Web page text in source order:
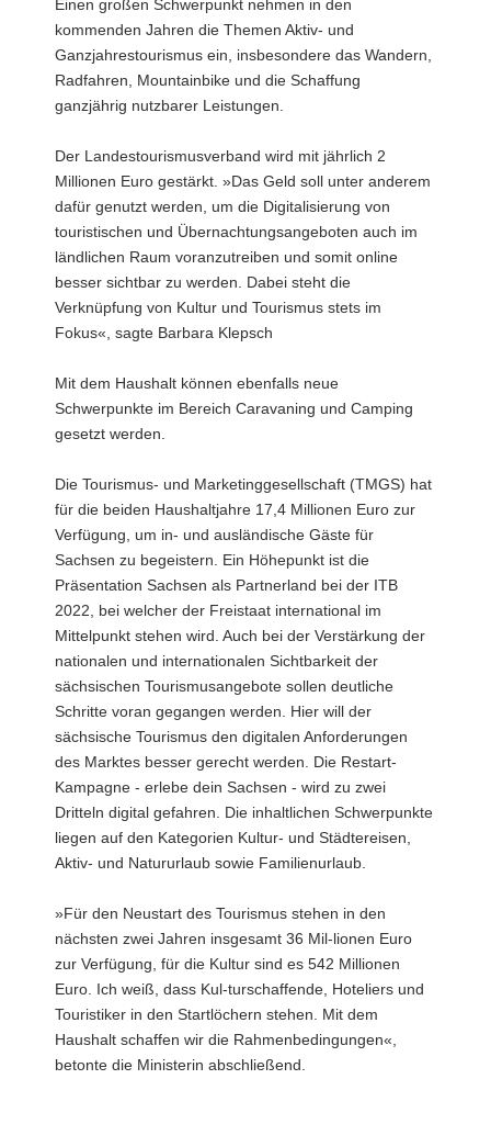
Einen großen Schwerpunkt nehmen in den
kommenden Jahren die Themen Aktiv- und
Ganzjahrestourismus ein, insbesondere das Wandern,
Radfahren, Mountainbike und die Schaffung
ganzjährig nutzbarer Leistungen.
Der Landestourismusverband wird mit jährlich 2
Millionen Euro gestärkt. »Das Geld soll unter anderem
dafür genutzt werden, um die Digitalisierung von
touristischen und Übernachtungsangeboten auch im
ländlichen Raum voranzutreiben und somit online
besser sichtbar zu werden. Dabei steht die
Verknüpfung von Kultur und Tourismus stets im
Fokus«, sagte Barbara Klepsch
Mit dem Haushalt können ebenfalls neue
Schwerpunkte im Bereich Caravaning und Camping
gesetzt werden.
Die Tourismus- und Marketinggesellschaft (TMGS) hat
für die beiden Haushaltjahre 17,4 Millionen Euro zur
Verfügung, um in- und ausländische Gäste für
Sachsen zu begeistern. Ein Höhepunkt ist die
Präsentation Sachsen als Partnerland bei der ITB
2022, bei welcher der Freistaat international im
Mittelpunkt stehen wird. Auch bei der Verstärkung der
nationalen und internationalen Sichtbarkeit der
sächsischen Tourismusangebote sollen deutliche
Schritte voran gegangen werden. Hier will der
sächsische Tourismus den digitalen Anforderungen
des Marktes besser gerecht werden. Die Restart-
Kampagne - erlebe dein Sachsen - wird zu zwei
Dritteln digital gefahren. Die inhaltlichen Schwerpunkte
liegen auf den Kategorien Kultur- und Städtereisen,
Aktiv- und Natururlaub sowie Familienurlaub.
»Für den Neustart des Tourismus stehen in den
nächsten zwei Jahren insgesamt 36 Mil-lionen Euro
zur Verfügung, für die Kultur sind es 542 Millionen
Euro. Ich weiß, dass Kul-turschaffende, Hoteliers und
Touristiker in den Startlöchern stehen. Mit dem
Haushalt schaffen wir die Rahmenbedingungen«,
betonte die Ministerin abschließend.